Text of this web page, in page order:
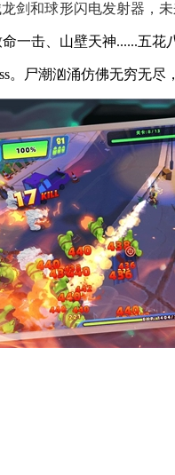
剑和球形闪电发射器，
一击、山壁天神......五
尸潮汹涌仿佛无穷无尽